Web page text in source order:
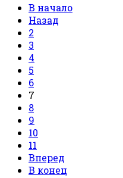
В начало
Назад
2
3
4
5
6
7
8
9
10
11
Вперед
В конец